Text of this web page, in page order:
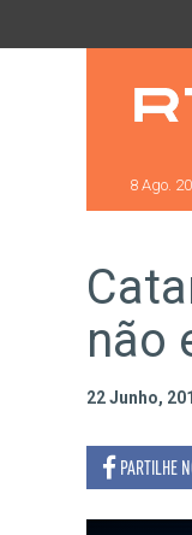
Saltar para o
8 Ago.
não
22 Junho,
PARTILHE